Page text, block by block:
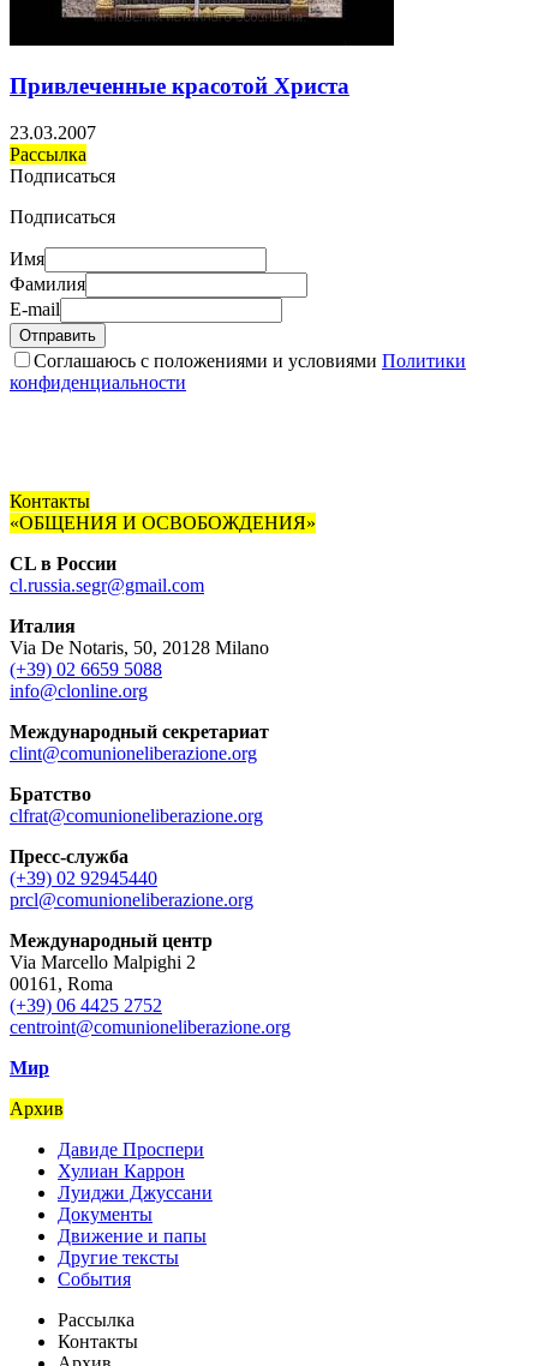
Привлеченные красотой Христа
23.03.2007
Рассылка
Подписаться
Подписаться
Имя
Фамилия
E-mail
Отправить
Соглашаюсь с положениями и условиями Политики
конфиденциальности
Контакты
«ОБЩЕНИЯ И ОСВОБОЖДЕНИЯ»
CL в России
cl.russia.segr@gmail.com
Италия
Via De Notaris, 50, 20128 Milano
(+39) 02 6659 5088
info@clonline.org
Международный секретариат
clint@comunioneliberazione.org
Братство
clfrat@comunioneliberazione.org
Пресс-служба
(+39) 02 92945440
prcl@comunioneliberazione.org
Международный центр
Via Marcello Malpighi 2
00161, Roma
(+39) 06 4425 2752
centroint@comunioneliberazione.org
Мир
Архив
Давиде Проспери
Хулиан Каррон
Луиджи Джуссани
Документы
Движение и папы
Другие тексты
События
Рассылка
Контакты